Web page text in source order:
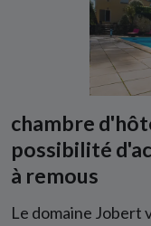
chambre
possibilité
à remous
Le domaine Jobert